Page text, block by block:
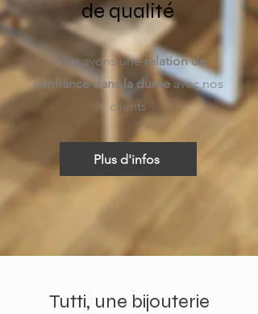
de qualité
Nous avons unerelation de
confiance dans la duréeavec nos
clients
Plus d'infos
Tutti, une bijouterie